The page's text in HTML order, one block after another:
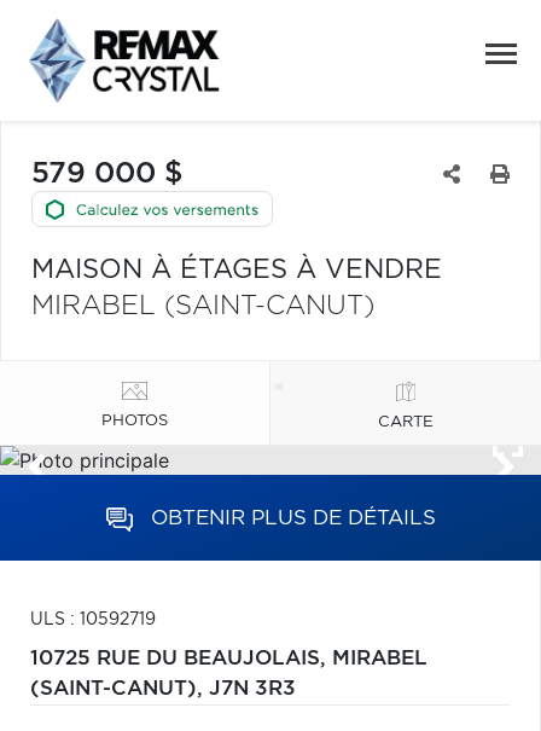
579 000 $
MAISON À ÉTAGES À VENDRE
MIRABEL (SAINT-CANUT)
PHOTOS CARTE
OBTENIR PLUS DE DÉTAILS
ULS : 10592719
10725 RUE DU BEAUJOLAIS, MIRABEL
(SAINT-CANUT), J7N 3R3